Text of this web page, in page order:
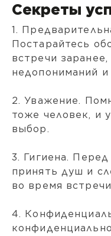
Секреты
1.
Постарайтесь
встречи
недопониманий
2. Уважение.
тоже человек, и
выбор.
3. Гигиена.
принять душ и
во время
4.